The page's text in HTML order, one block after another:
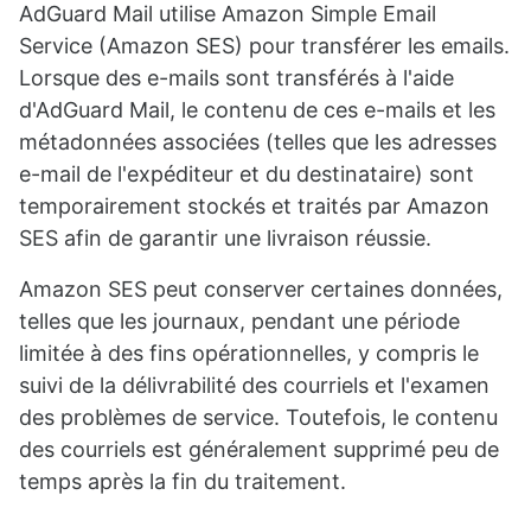
AdGuard Mail utilise Amazon Simple Email
Service (Amazon SES) pour transférer les emails.
Lorsque des e-mails sont transférés à l'aide
d'AdGuard Mail, le contenu de ces e-mails et les
métadonnées associées (telles que les adresses
e-mail de l'expéditeur et du destinataire) sont
temporairement stockés et traités par Amazon
SES afin de garantir une livraison réussie.
Amazon SES peut conserver certaines données,
telles que les journaux, pendant une période
limitée à des fins opérationnelles, y compris le
suivi de la délivrabilité des courriels et l'examen
des problèmes de service. Toutefois, le contenu
des courriels est généralement supprimé peu de
temps après la fin du traitement.